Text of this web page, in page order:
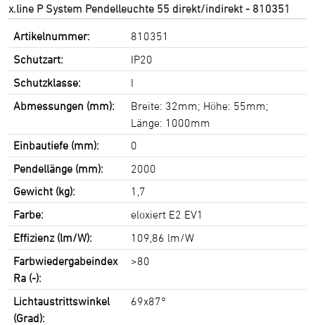
x.line P System Pendelleuchte 55 direkt/indirekt - 810351
Artikelnummer:
810351
Schutzart:
IP20
Schutzklasse:
I
Abmessungen (mm):
Breite: 32mm; Höhe: 55mm;
Länge: 1000mm
Einbautiefe (mm):
0
Pendellänge (mm):
2000
Gewicht (kg):
1,7
Farbe:
eloxiert E2 EV1
Effizienz (lm/W):
109,86 lm/W
Farbwiedergabeindex
Ra (-):
>80
Lichtaustrittswinkel
(Grad):
69x87°